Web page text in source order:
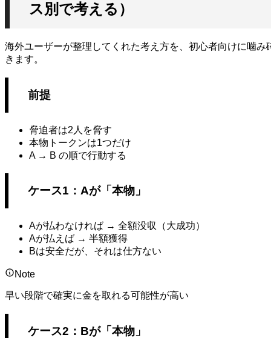
ス別で考える）
海外ユーザーが整理してくれた考え方を、初心者向けに噛み
きます。
前提
脅迫者は2人を脅す
本物トークンは1つだけ
A → B の順で行動する
ケース1：Aが「本物」
Aが払わなければ → 全額没収（大成功）
Aが払えば → 半額獲得
Bは安全だが、それは仕方ない
Note
早い段階で確実に金を取れる可能性が高い
ケース2：Bが「本物」